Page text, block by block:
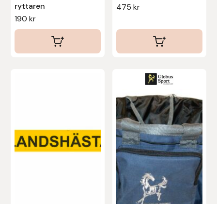
ryttaren
190kr
475 kr
produkten
har
flera
varianter.
De
olika
alternativen
TOPREITER
Vals